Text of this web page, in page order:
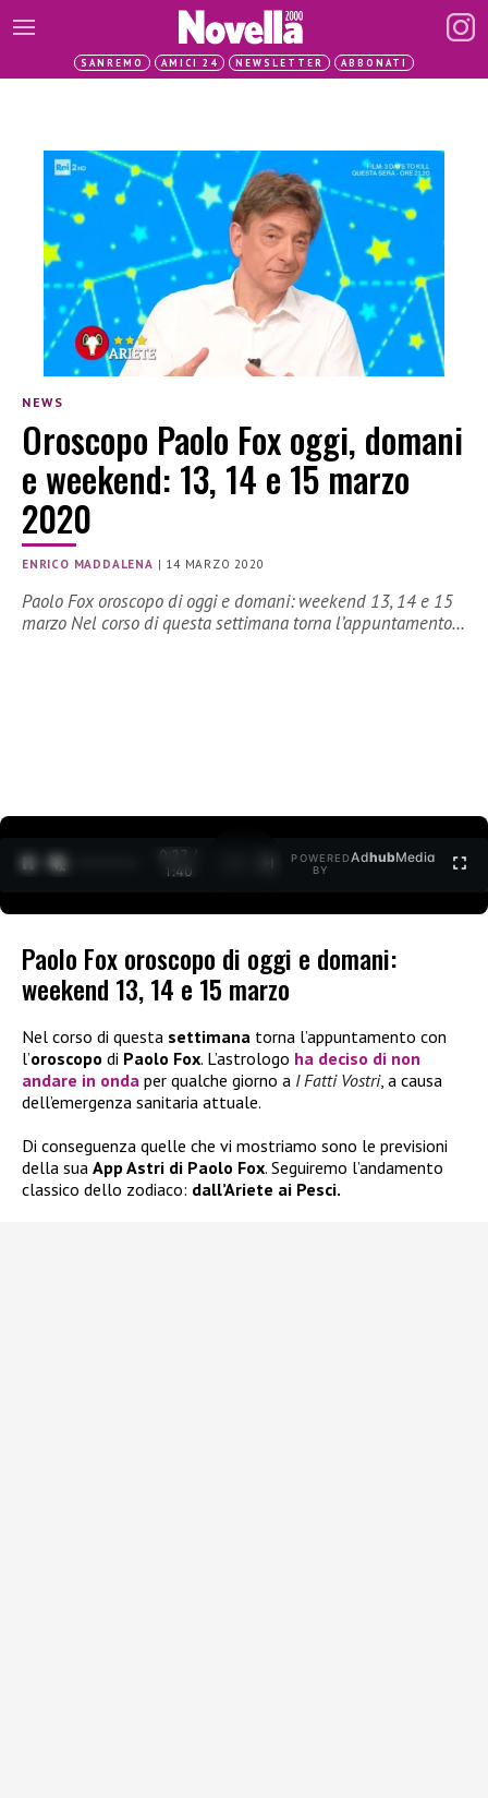
SANREMO AMICI 24 NEWSLETTER ABBONATI
NEWS
Oroscopo Paolo Fox oggi, domani
e weekend: 13, 14 e 15 marzo
2020
ENRICO MADDALENA | 14 MARZO 2020
Paolo Fox oroscopo di oggi e domani: weekend 13, 14 e 15
marzo Nel corso di questa settimana torna l’appuntamento…
0:27 /
1:40
POWERED
BY
AdhubMedia
Paolo Fox oroscopo di oggi e domani:
weekend 13, 14 e 15 marzo
Nel corso di questa settimana torna l’appuntamento con
l’oroscopo di Paolo Fox. L’astrologo ha deciso di non
andare in onda per qualche giorno a I Fatti Vostri, a causa
dell’emergenza sanitaria attuale.
Di conseguenza quelle che vi mostriamo sono le previsioni
della sua App Astri di Paolo Fox. Seguiremo l’andamento
classico dello zodiaco: dall’Ariete ai Pesci.